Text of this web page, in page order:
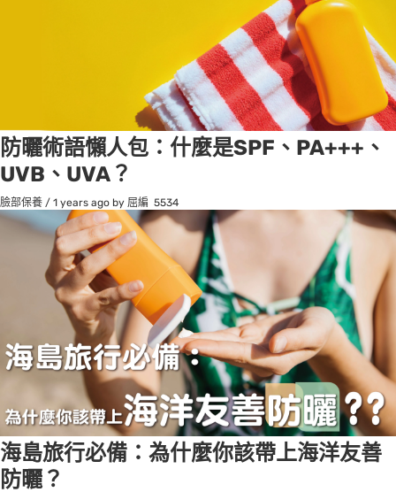
防曬術語懶人包：什麼是SPF、PA+++、
UVB、UVA？
臉部保養 / 1 years ago by 屈編 5534
海島旅行必備：為什麼你該帶上海洋友善
防曬？